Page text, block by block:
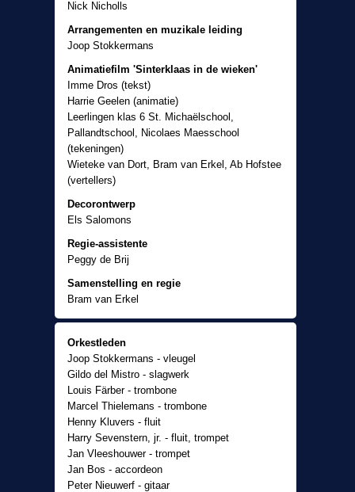
Nick Nicholls
Arrangementen en muzikale leiding
Joop Stokkermans
Animatiefilm 'Sinterklaas in de wieken'
Imme Dros (tekst)
Harrie Geelen (animatie)
Leerlingen klas 6 St. Michaëlschool,
Pallandtschool, Nicolaes Maesschool
(tekeningen)
Wieteke van Dort, Bram van Erkel, Ab Hofstee
(vertellers)
Decorontwerp
Els Salomons
Regie-assistente
Peggy de Brij
Samenstelling en regie
Bram van Erkel
Producent
René Sleven
Orkestleden
Joop Stokkermans - vleugel
Gildo del Mistro - slagwerk
Louis Färber - trombone
Marcel Thielemans - trombone
Henny Kluvers - fluit
Harry Sevenstern, jr. - fluit, trompet
Jan Vleeshouwer - trompet
Jan Bos - accordeon
Peter Nieuwerf - gitaar